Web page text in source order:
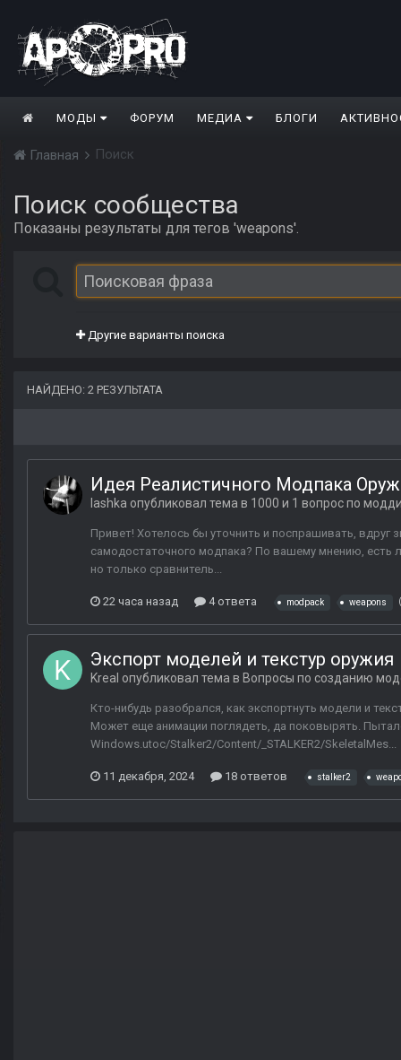
МОДЫ ФОРУМ МЕДИА БЛОГИ
Главная Поиск
Поиск сообщества
Показаны результаты для тегов 'weapons'.
Другие варианты поиска
НАЙДЕНО: 2 РЕЗУЛЬТАТА
Идея Реалистичного Модпака
lashka опубликовал тема в 1000 и 1 вопрос по
Привет! Хотелось бы уточнить и поспрашивать, вдруг
самодостаточного модпака? По вашему мнению,
но только сравнитель...
22 часа назад 4 ответа modpack weapons
Экспорт моделей и текстур оружия
Kreal опубликовал тема в Вопросы по созданию
Кто-нибудь разобрался, как экспортнуть модели и
Может еще анимации поглядеть, да поковырять.
Windows.utoc/Stalker2/Content/_STALKER2/SkeletalMes...
11 декабря, 2024 18 ответов stalker2